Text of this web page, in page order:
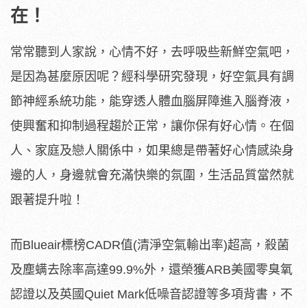
在！
常常聽到人家說，心情不好，去呼吸些新鮮空氣吧，
是因為甚麼原因呢？經科學研究發現，好空氣具有調
節神經系統功能，能穿透人體血腦屏障進入腦脊液，
使興奮和抑制過程趨於正常，讓你保有好心情。在個
人、家庭及戀人關係中，如果總是帶著好心情感染身
邊的人，身邊就會充滿快樂的氛圍，生活品質當然就
跟著提升啦！
而Blueair標榜CADR值(清淨空氣輸出率)超高，殺菌
及塵螨去除率高達99.9%外，還榮獲ARB美國零臭氧
認證以及英國Quiet Mark低噪音認證等多項背書，不